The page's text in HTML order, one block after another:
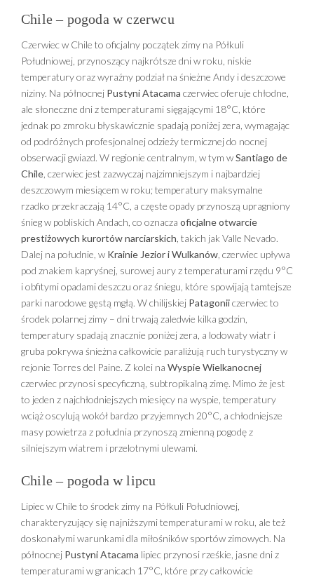
Chile – pogoda w czerwcu
Czerwiec w Chile to oficjalny początek zimy na Półkuli
Południowej, przynoszący najkrótsze dni w roku, niskie
temperatury oraz wyraźny podział na śnieżne Andy i deszczowe
niziny. Na północnej Pustyni Atacama czerwiec oferuje chłodne,
ale słoneczne dni z temperaturami sięgającymi 18°C, które
jednak po zmroku błyskawicznie spadają poniżej zera, wymagając
od podróżnych profesjonalnej odzieży termicznej do nocnej
obserwacji gwiazd. W regionie centralnym, w tym wSantiago de
Chile , czerwiec jest zazwyczaj najzimniejszym i najbardziej
deszczowym miesiącem w roku; temperatury maksymalne
rzadko przekraczają 14°C, a częste opady przynoszą upragniony
śnieg w pobliskich Andach, co oznacza oficjalne otwarcie
prestiżowych kurortów narciarskich , takich jak Valle Nevado.
Dalej na południe, w Krainie Jezior i Wulkanów , czerwiec upływa
pod znakiem kapryśnej, surowej aury z temperaturami rzędu 9°C
i obfitymi opadami deszczu oraz śniegu, które spowijają tamtejsze
parki narodowe gęstą mgłą. W chilijskiej Patagoniiczerwiec to
środek polarnej zimy – dni trwają zaledwie kilka godzin,
temperatury spadają znacznie poniżej zera, a lodowaty wiatr i
gruba pokrywa śnieżna całkowicie paraliżują ruch turystyczny w
rejonie Torres del Paine. Z kolei na Wyspie Wielkanocnej
czerwiec przynosi specyficzną, subtropikalną zimę. Mimo że jest
to jeden z najchłodniejszych miesięcy na wyspie, temperatury
wciąż oscylują wokół bardzo przyjemnych 20°C, a chłodniejsze
masy powietrza z południa przynoszą zmienną pogodę z
silniejszym wiatrem i przelotnymi ulewami.
Chile – pogoda w lipcu
Lipiec w Chile to środek zimy na Półkuli Południowej,
charakteryzujący się najniższymi temperaturami w roku, ale też
doskonałymi warunkami dla miłośników sportów zimowych. Na
północnej Pustyni Atacama lipiec przynosi rześkie, jasne dni z
temperaturami w granicach 17°C, które przy całkowicie